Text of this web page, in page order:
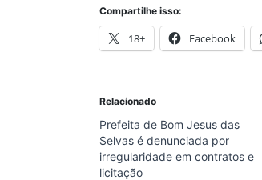
Compartilhe isso:
18+ Facebook
Relacionado
Prefeita de Bom Jesus das
Selvas é denunciada por
irregularidade em contratos e
licitação